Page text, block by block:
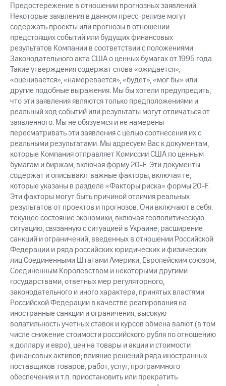
Предостережение в отношении прогнозных заявлений.
Некоторые заявления в данном пресс-релизе могут
содержать проекты или прогнозы в отношении
предстоящих событий или будущих финансовых
результатов Компании в соответствии с положениями
Законодательного акта США о ценных бумагах от 1995 года.
Такие утверждения содержат слова «ожидается»,
«оценивается», «намеревается», «будет», «мог бы» или
другие подобные выражения. Мы бы хотели предупредить,
что эти заявления являются только предположениями и
реальный ход событий или результаты могут отличаться от
заявленного. Мы не обязуемся и не намерены
пересматривать эти заявления с целью соотнесения их с
реальными результатами. Мы адресуем Вас к документам,
которые Компания отправляет Комиссии США по ценным
бумагам и биржам, включая форму 20-F. Эти документы
содержат и описывают важные факторы, включая те,
которые указаны в разделе «Факторы риска» формы 20-F.
Эти факторы могут быть причиной отличия реальных
результатов от проектов и прогнозов. Они включают в себя:
текущее состояние экономики, включая геополитическую
ситуацию, связанную с ситуацией в Украине; расширение
санкций и ограничений, введенных в отношении Российской
Федерации и ряда российских юридических и физических
лиц Соединенными Штатами Америки, Европейским союзом,
Соединенным Королевством и некоторыми другими
государствами; ответных мер регуляторного,
законодательного и иного характера, принятых властями
Российской Федерации в качестве реагирования на
иностранные санкции и ограничения; высокую
волатильность учетных ставок и курсов обмена валют (в том
числе снижение стоимости российского рубля по отношению
к доллару и евро), цен на товары и акции и стоимости
финансовых активов; влияние решений ряда иностранных
поставщиков товаров, работ, услуг, программного
обеспечения и т.п. приостановить или прекратить